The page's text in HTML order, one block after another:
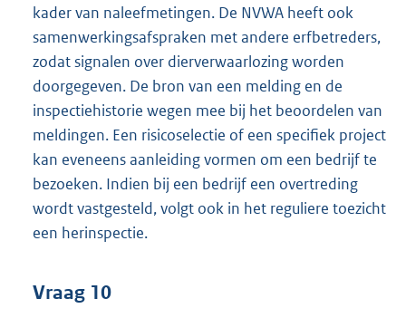
kader van naleefmetingen. De NVWA heeft ook
samenwerkingsafspraken met andere erfbetreders,
zodat signalen over dierverwaarlozing worden
doorgegeven. De bron van een melding en de
inspectiehistorie wegen mee bij het beoordelen van
meldingen. Een risicoselectie of een specifiek project
kan eveneens aanleiding vormen om een bedrijf te
bezoeken. Indien bij een bedrijf een overtreding
wordt vastgesteld, volgt ook in het reguliere toezicht
een herinspectie.
Vraag 10